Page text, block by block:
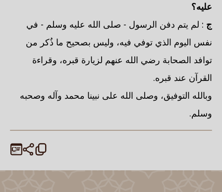
عليه؟
ج : لم يتم دفن الرسول - صلى الله عليه وسلم - في
نفس اليوم الذي توفي فيه، وليس بصحيح ما ذُكر من
توافد الصحابة رضي الله عنهم لزيارة قبره، وقراءة
القرآن عند قبره.
وبالله التوفيق، وصلى الله على نبينا محمد وآله وصحبه
وسلم.